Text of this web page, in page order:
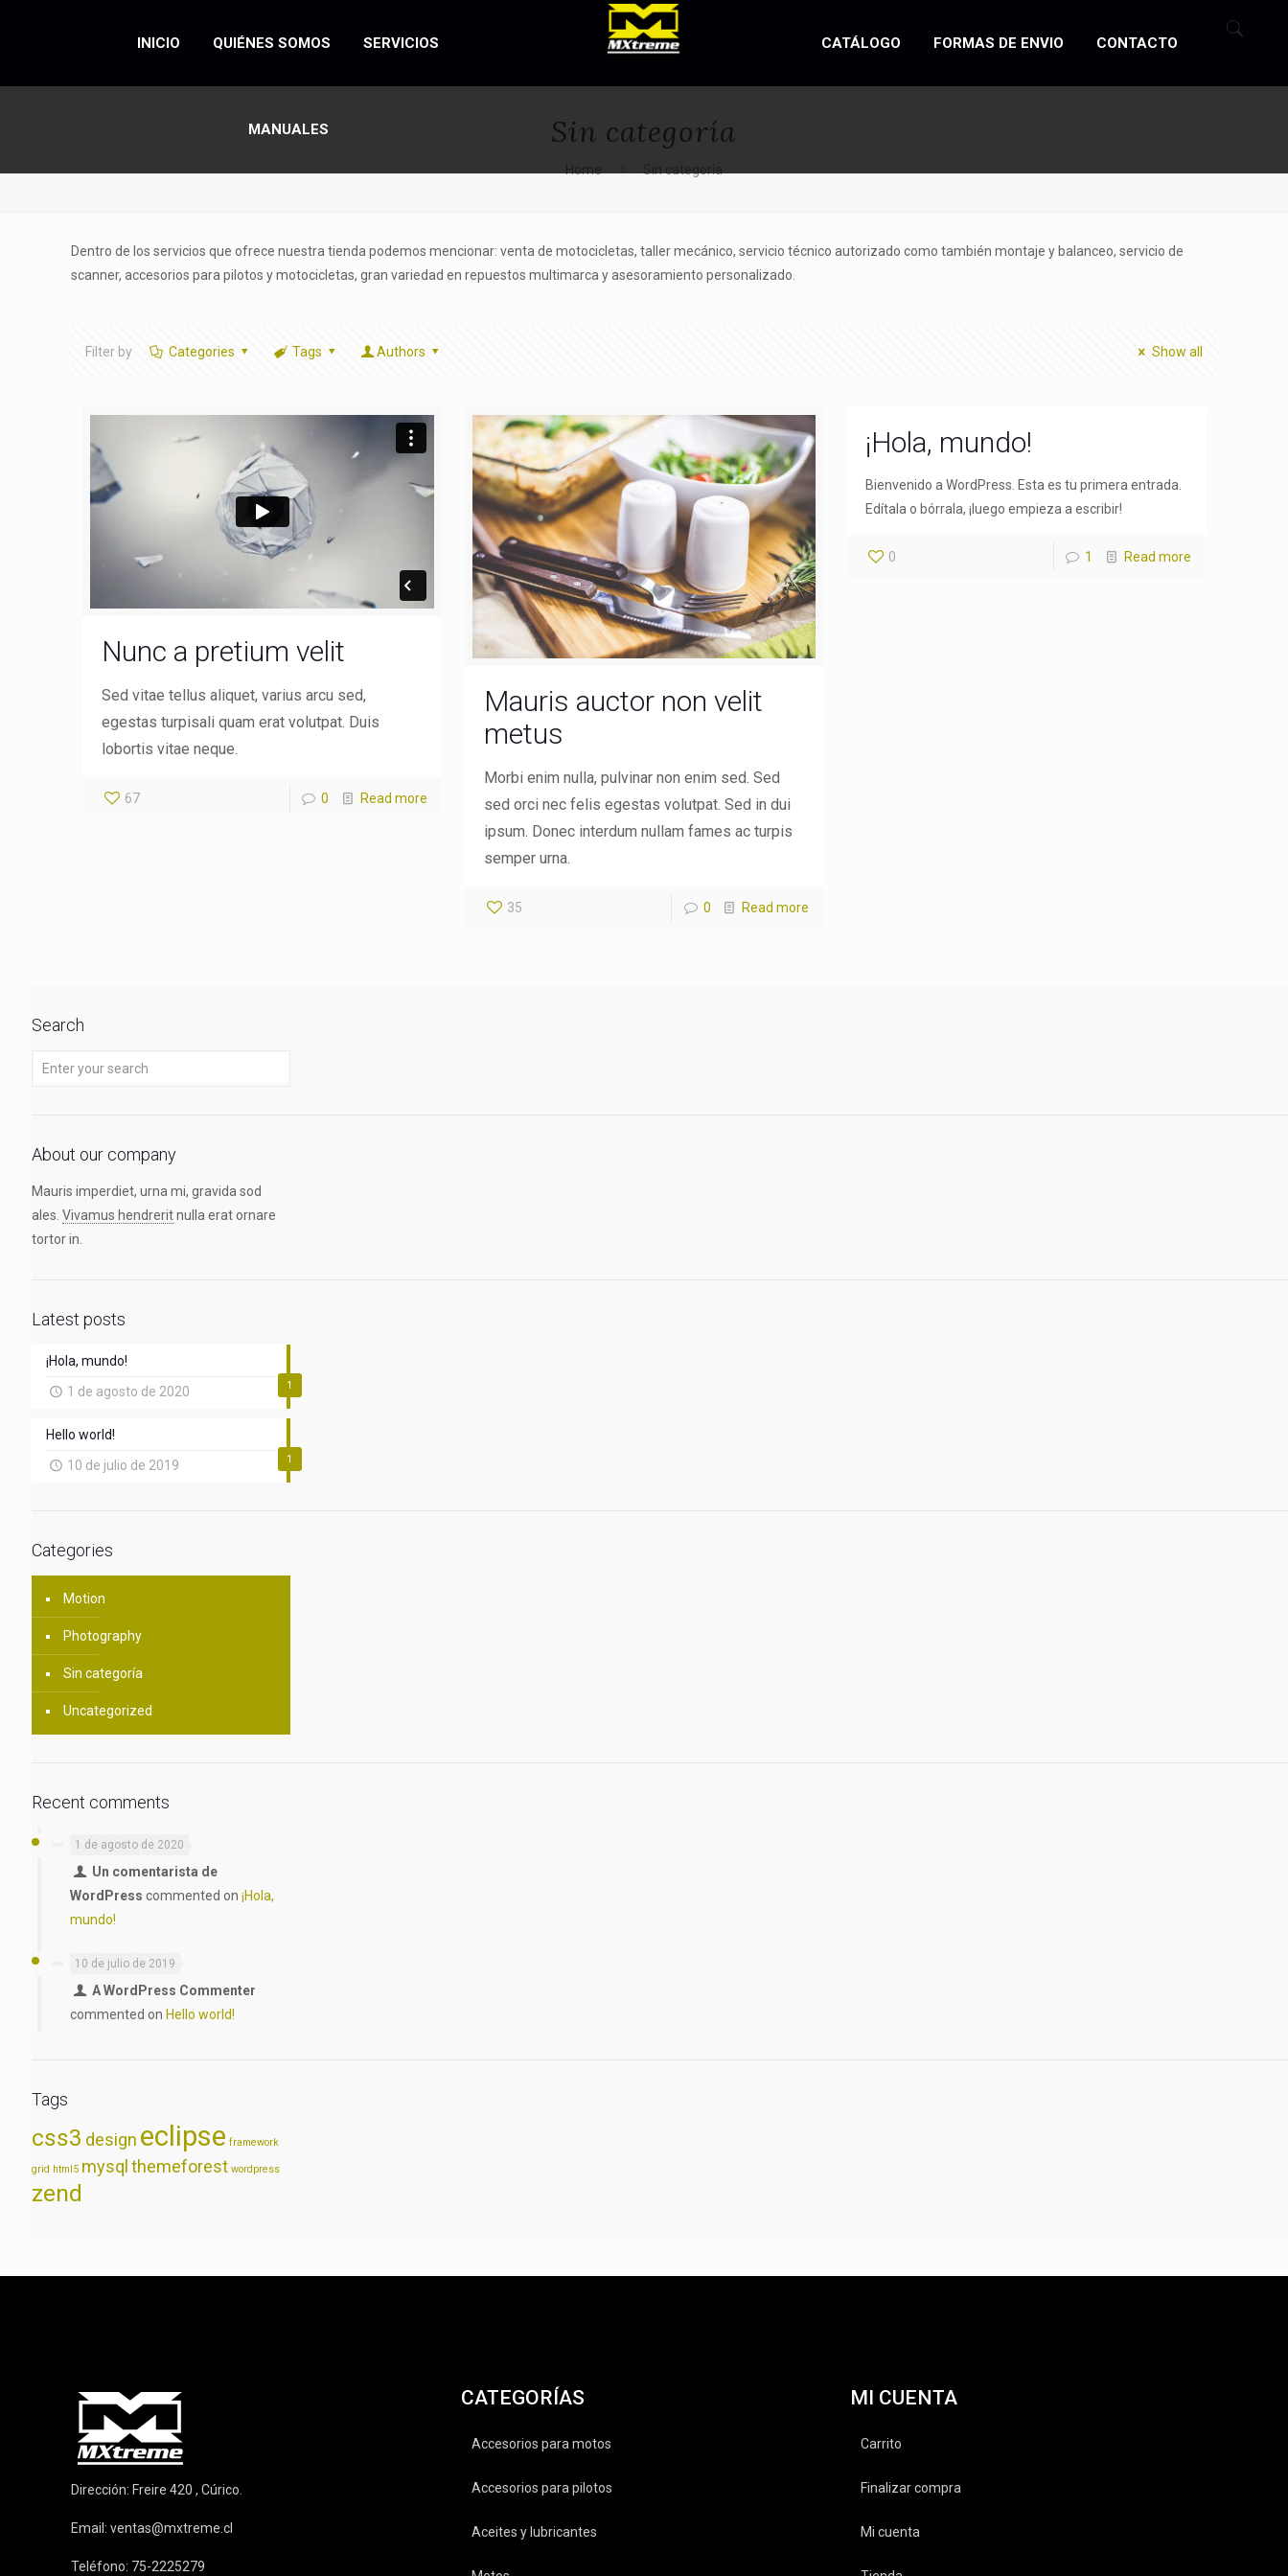
INICIO QUIÉNES SOMOS SERVICIOS
MANUALES
CATÁLOGO FORMAS DE ENVIO CONTACTO
Sin categoría
Dentro de los servicios que ofrece nuestra tienda podemos mencionar: venta de motocicletas, taller mecánico, servicio técnico autorizado como también montaje y balanceo, servicio de
scanner, accesorios para pilotos y motocicletas, gran variedad en repuestos multimarca y asesoramiento personalizado.
Filter by Categories Tags Authors Show all
Nunc a pretium velit
Sed vitae tellus aliquet, varius arcu sed,
egestas turpisali quam erat volutpat. Duis
lobortis vitae neque.
67 0 Read more
Mauris auctor non velit
metus
Morbi enim nulla, pulvinar non enim sed. Sed
sed orci nec felis egestas volutpat. Sed in dui
ipsum. Donec interdum nullam fames ac turpis
semper urna.
35 0 Read more
¡Hola, mundo!
Bienvenido a WordPress. Esta es tu primera entrada.
Edítala o bórrala, ¡luego empieza a escribir!
0 1 Read more
Search
About our company
Mauris imperdiet, urna mi, gravida sod
ales.Vivamus hendreritnulla erat ornare
tortor in.
Latest posts
1
¡Hola, mundo!
1 de agosto de 2020
1
Hello world!
10 de julio de 2019
Categories
Motion
Photography
Sin categoría
Uncategorized
Recent comments
1 de agosto de 2020
Un comentarista de
WordPress commented on¡Hola,
mundo!
10 de julio de 2019
A WordPress Commenter
commented on Hello world!
Tags
css3 design eclipse framework
grid html5 mysql themeforest wordpress
zend
Dirección: Freire 420 , Cúrico.
Email:ventas@mxtreme.cl
Teléfono: 75-2225279
CATEGORÍAS
Accesorios para motos
Accesorios para pilotos
Aceites y lubricantes
MI CUENTA
Carrito
Finalizar compra
Mi cuenta